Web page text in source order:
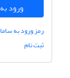
ورود
رمز ورود به
ثبت نام